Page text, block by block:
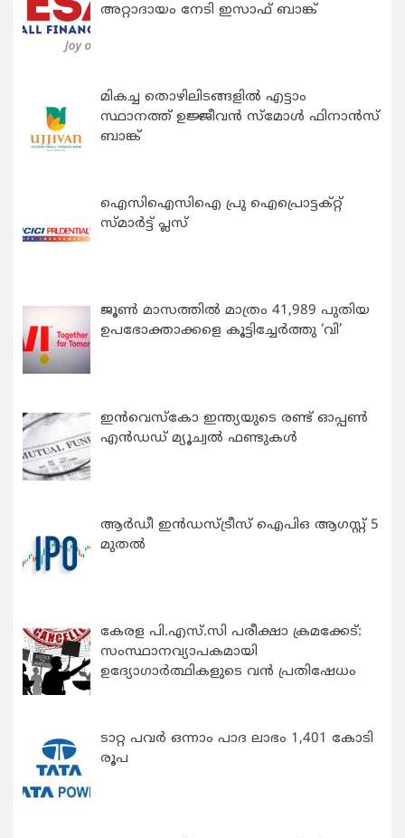
അറ്റാദായം നേടി ഇസാഫ് ബാങ്ക്
മികച്ച തൊഴിലിടങ്ങളിൽ എട്ടാം
സ്ഥാനത്ത് ഉജ്ജീവൻ സ്മോൾ ഫിനാൻസ്
ബാങ്ക്
ഐസിഐസിഐ പ്രു ഐപ്രൊട്ടക്റ്റ്
സ്മാർട്ട് പ്ലസ്
ജൂൺ മാസത്തിൽ മാത്രം 41,989 പുതിയ
ഉപഭോക്താക്കളെ കൂട്ടിച്ചേർത്തു ‘വി’
ഇന്‍വെസ്കോ ഇന്ത്യയുടെ രണ്ട് ഓപ്പണ്‍
എന്‍ഡഡ് മ്യൂച്വല്‍ ഫണ്ടുകള്‍
ആർഡീ ഇൻഡസ്ട്രീസ് ഐപിഒ ആഗസ്റ്റ് 5
മുതൽ
കേരള പി.എസ്.സി പരീക്ഷാ ക്രമക്കേട്:
സംസ്ഥാനവ്യാപകമായി
ഉദ്യോഗാര്‍ത്ഥികളുടെ വന്‍ പ്രതിഷേധം
ടാറ്റ പവർ ഒന്നാം പാദ ലാഭം 1,401 കോടി
രൂപ